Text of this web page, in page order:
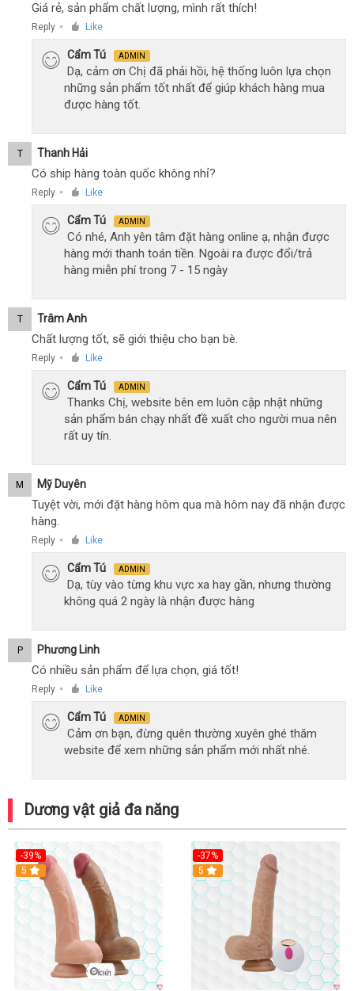
Giá rẻ, sản phẩm chất lượng, mình rất thích!
Reply ● Like
Cẩm Tú ADMIN
Dạ, cảm ơn Chị đã phải hồi, hệ thống luôn lựa chọn
những sản phẩm tốt nhất để giúp khách hàng mua
được hàng tốt.
T Thanh Hải
Có ship hàng toàn quốc không nhỉ?
Reply ● Like
Cẩm Tú ADMIN
Có nhé, Anh yên tâm đặt hàng online ạ, nhận được
hàng mới thanh toán tiền. Ngoài ra được đổi/trả
hàng miễn phí trong 7 - 15 ngày
T Trâm Anh
Chất lượng tốt, sẽ giới thiệu cho bạn bè.
Reply ● Like
Cẩm Tú ADMIN
Thanks Chị, website bên em luôn cập nhật những
sản phẩm bán chạy nhất đề xuất cho người mua nên
rất uy tín.
M Mỹ Duyên
Tuyệt vời, mới đặt hàng hôm qua mà hôm nay đã nhận được
hàng.
Reply ● Like
Cẩm Tú ADMIN
Dạ, tùy vào từng khu vực xa hay gần, nhưng thường
không quá 2 ngày là nhận được hàng
P Phương Linh
Có nhiều sản phẩm để lựa chọn, giá tốt!
Reply ● Like
Cẩm Tú ADMIN
Cảm ơn bạn, đừng quên thường xuyên ghé thăm
website để xem những sản phẩm mới nhất nhé.
Dương vật giả đa năng
-39%
Hot
5
-37%
5